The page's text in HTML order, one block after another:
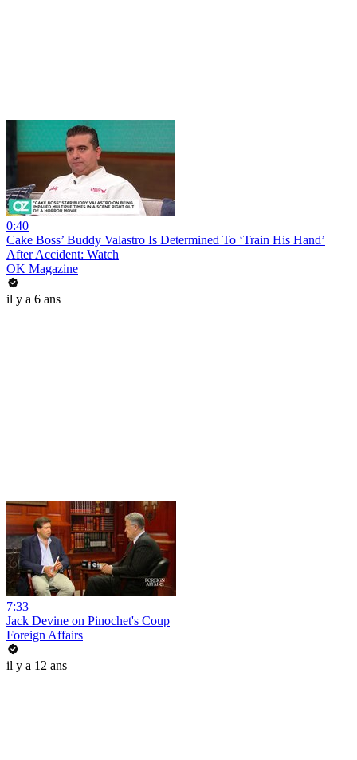
0:40
Cake Boss’ Buddy Valastro Is Determined To ‘Train His Hand’
After Accident: Watch
OK Magazine
il y a 6 ans
7:33
Jack Devine on Pinochet's Coup
Foreign Affairs
il y a 12 ans